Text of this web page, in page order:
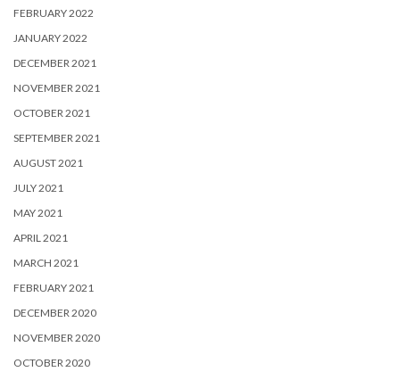
FEBRUARY 2022
JANUARY 2022
DECEMBER 2021
NOVEMBER 2021
OCTOBER 2021
SEPTEMBER 2021
AUGUST 2021
JULY 2021
MAY 2021
APRIL 2021
MARCH 2021
FEBRUARY 2021
DECEMBER 2020
NOVEMBER 2020
OCTOBER 2020